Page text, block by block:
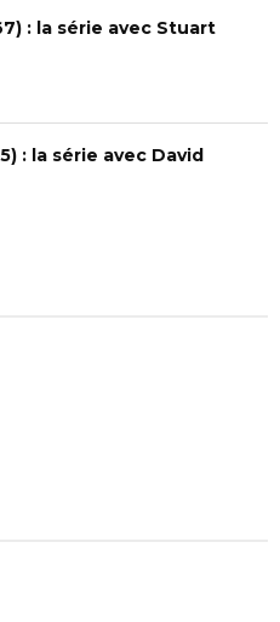
: la série avec Stuart
: la série avec David